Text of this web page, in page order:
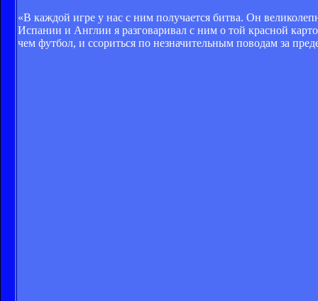
«В каждой игре у нас с ним получается битва. Он
Испании и Англии я разговаривал с ним о той красной
чем футбол, и ссориться по незначительным поводам за